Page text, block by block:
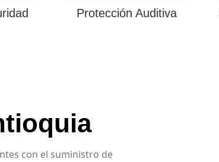
Protección Auditiva
con el suministro de